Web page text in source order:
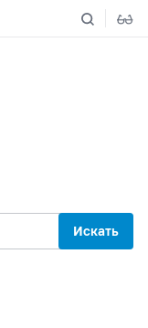
Искать